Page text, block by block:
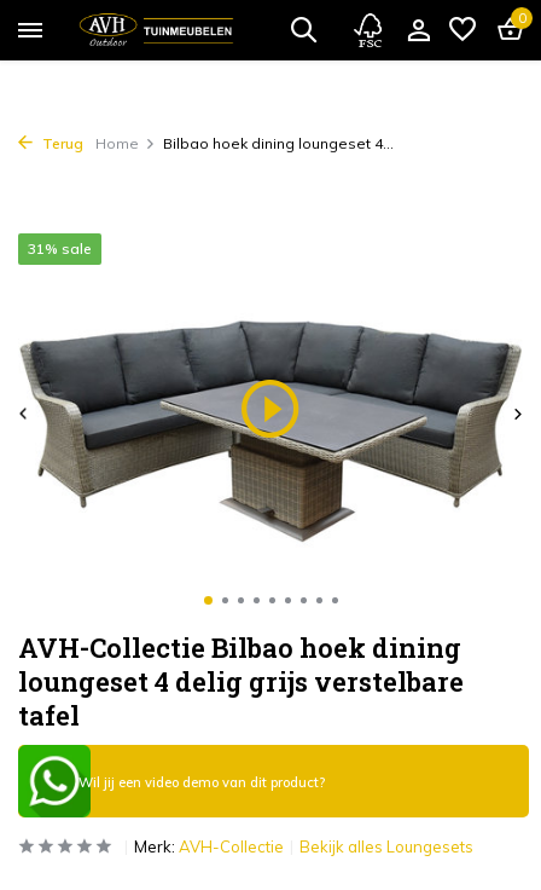
0
Terug Home Bilbao hoek dining loungeset 4...
AVH-Collectie Bilbao hoek dining
loungeset 4 delig grijs verstelbare
tafel
31% sale
Wil jij een video demo van dit product?
Merk: AVH-Collectie Bekijk alles Loungesets